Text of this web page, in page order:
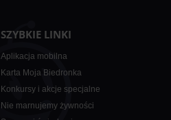
SZYBKIE LINKI
Aplikacja mobilna
Karta Moja Biedronka
Konkursy i akcje specjalne
Nie marnujemy żywności